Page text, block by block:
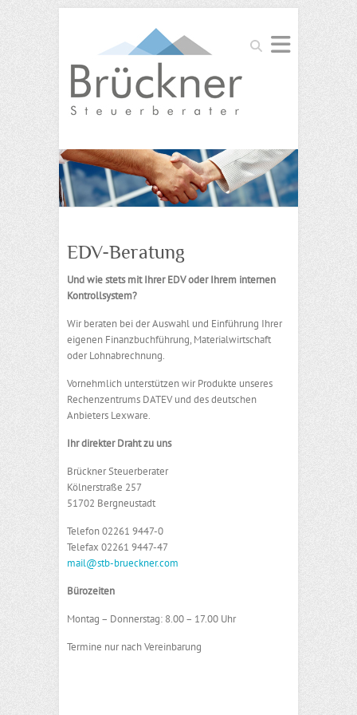
Suchen
EDV-Beratung
Und wie stets mit Ihrer EDV oder Ihrem internen
Kontrollsystem?
Wir beraten bei der Auswahl und Einführung Ihrer
eigenen Finanzbuchführung, Materialwirtschaft
oder Lohnabrechnung.
Vornehmlich unterstützen wir Produkte unseres
Rechenzentrums DATEV und des deutschen
Anbieters Lexware.
Ihr direkter Draht zu uns
Brückner Steuerberater
Kölnerstraße 257
51702 Bergneustadt
Telefon 02261 9447-0
Telefax 02261 9447-47
mail@stb-brueckner.com
Bürozeiten
Montag – Donnerstag: 8.00 – 17.00 Uhr
Termine nur nach Vereinbarung